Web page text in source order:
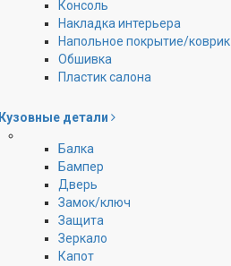
Консоль
Накладка интерьера
Напольное покрытие/коврик
Обшивка
Пластик салона
Кузовные детали
Балка
Бампер
Дверь
Замок/ключ
Защита
Зеркало
Капот